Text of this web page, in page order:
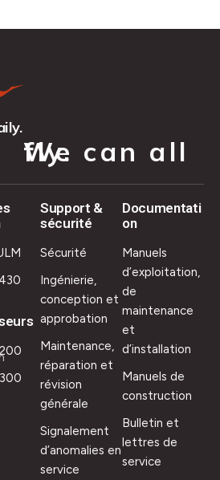
We can all fly.
Support &
sécurité
Sécurité
Ingénierie,
conception et
approbation
Maintenance,
réparation et
révision
générale
Signalement
d’anomalies en
service
Documentati
on
Manuels
d’exploitation,
de
maintenance
et
d’installation
Manuels de
construction
Bulletin et
lettres de
service